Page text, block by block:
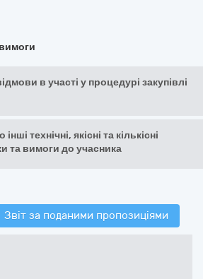
в участі у процедурі закупівлі
технічні, якісні та кількісні
та вимоги до учасника
Звіт за поданими пропозиціями